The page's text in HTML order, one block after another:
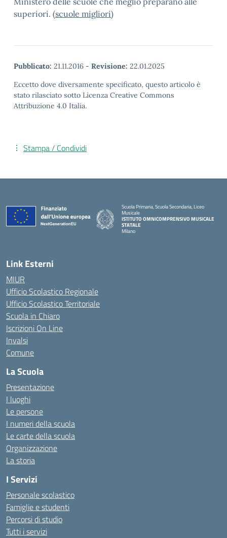
superiori. (scuole migliori)
Pubblicato: 21.11.2016 - Revisione: 22.01.2025
Eccetto dove diversamente specificato, questo articolo è
stato rilasciato sotto Licenza Creative Commons
Attribuzione 4.0 Italia.
Stampa / Condividi
Scuola Primaria, Scuola Secondaria, Liceo
Musicale
ISTITUTO OMNICOMPRENSIVO MUSICALE
STATALE
Milano
Link Esterni
MIUR
Ufficio Scolastico Regionale
Ufficio Scolastico Territoriale
Scuola in Chiaro
Iscrizioni On Line
Invalsi
Comune
La Scuola
Presentazione
I luoghi
Le persone
I numeri della scuola
Le carte della scuola
Organizzazione
La storia
I Servizi
Personale scolastico
Famiglie e studenti
Percorsi di studio
Tutti i servizi